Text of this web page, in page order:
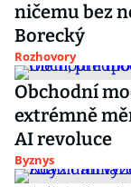
ničemu bez
Borecký
Rozhovory
Obchodní
extrémně
AI revoluce
Byznys